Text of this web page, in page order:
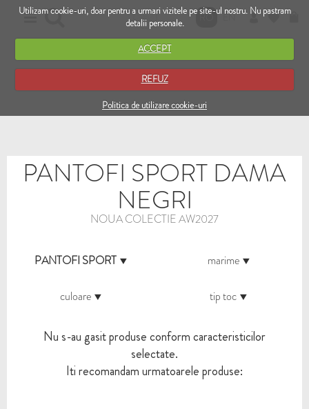
Utilizam cookie-uri, doar pentru a urmari vizitele pe site-ul nostru. Nu pastram
detalii personale.
ACCEPT
REFUZ
Politica de utilizare cookie-uri
RO EN
PANTOFI SPORT DAMA
NEGRI
NOUA COLECTIE AW2027
PANTOFI SPORT marime
culoare tip toc
Nu s-au gasit produse conform caracteristicilor
selectate.
Iti recomandam urmatoarele produse: